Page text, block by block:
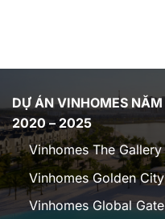
DỰ ÁN VINHOMES NĂM
2020 – 2025
Vinhomes The Gallery
Vinhomes Golden City
Vinhomes Global Gate